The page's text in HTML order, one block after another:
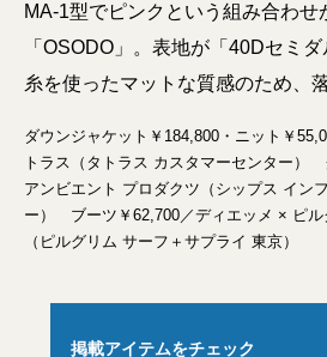
MA-1型でピンクという組み合わ
「OSODO」。表地が「40Dセミ
糸を使ったマットな質感のため、
ダウンジャケット￥184,800・ニット￥
トラス（タトラス カスタマーセンター）
アンビエント プロダクツ（シップス イン
ー） ブーツ￥62,700／ディエッメ × ピル
（ピルグリム サーフ＋サプライ 東京）
掲載アイテムをチェック